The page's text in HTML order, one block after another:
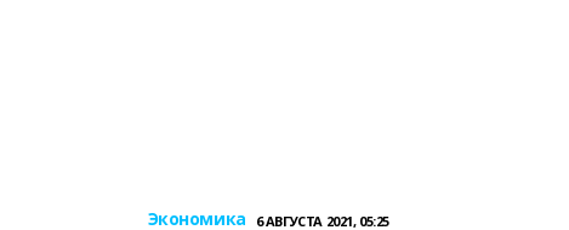
Экономика 6 АВГУСТА 2021, 05:25